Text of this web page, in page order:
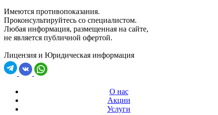
Имеются противопоказания.
Проконсультируйтесь со специалистом.
Любая информация, размещенная на сайте,
не является публичной офертой.
Лицензия и Юридическая информация
О нас
Акции
Услуги